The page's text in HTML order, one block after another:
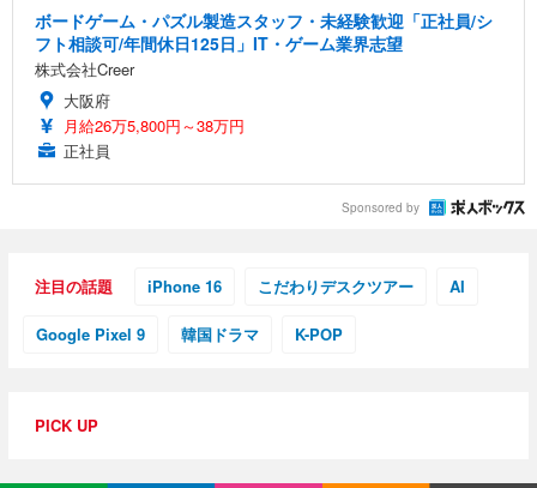
ボードゲーム・パズル製造スタッフ・未経験歓迎「正社員/シ
フト相談可/年間休日125日」IT・ゲーム業界志望
株式会社Creer
大阪府
月給26万5,800円～38万円
正社員
Sponsored by
注目の話題 iPhone 16 こだわりデスクツアー AI
Google Pixel 9 韓国ドラマ K-POP
PICK UP